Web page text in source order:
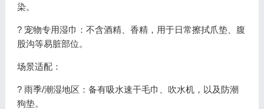
染。
? 宠物专用湿巾：不含酒精、香精，用于日常擦拭爪垫、腹
股沟等易脏部位。
场景适配：
? 雨季/潮湿地区：备有吸水速干毛巾、吹水机，以及防潮
狗垫。